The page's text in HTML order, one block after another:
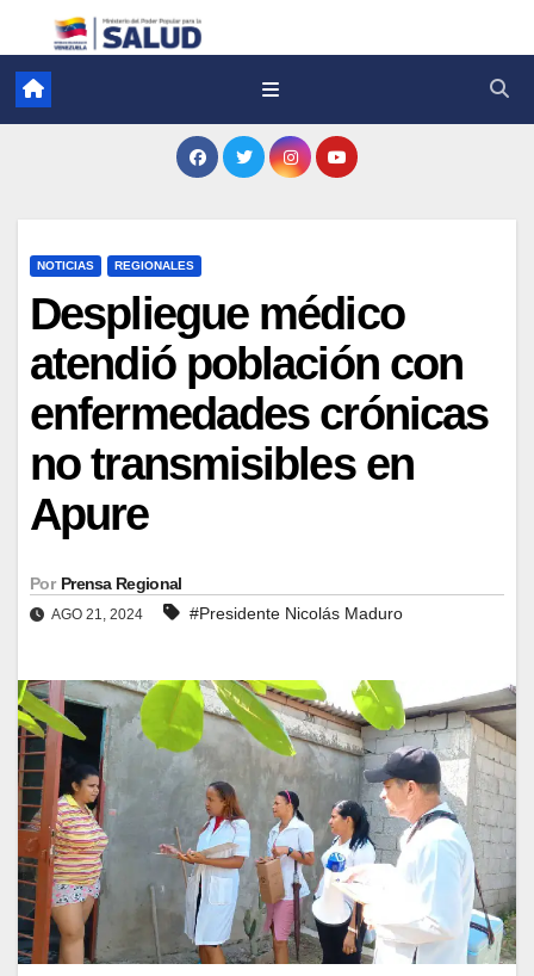
NOTICIAS REGIONALES
Despliegue médico
atendió población con
enfermedades crónicas
no transmisibles en
Apure
Por Prensa Regional
AGO 21, 2024 #Presidente Nicolás Maduro